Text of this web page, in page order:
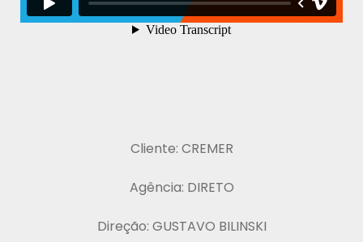
Cliente: CREMER
Agência: DIRETO
Direção: GUSTAVO BILINSKI